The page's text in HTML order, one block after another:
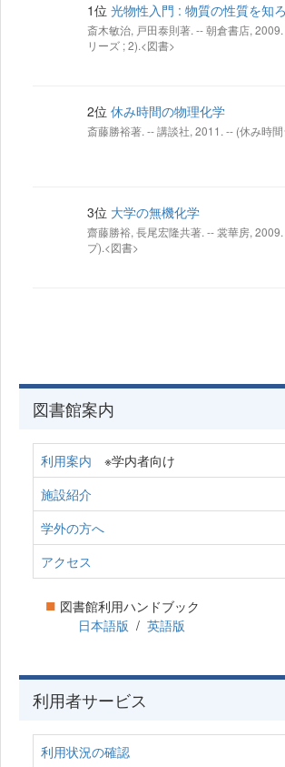
1位 光物性入門 : 物質の性質を知
斎木敏治, 戸田泰則著. -- 朝倉書店,
リーズ ; 2).<図書>
2位 休み時間の物理化学
斎藤勝裕著. -- 講談社, 2011. -- (休み時
3位 大学の無機化学
齋藤勝裕, 長尾宏隆共著. -- 裳華房,
プ).<図書>
図書館案内
利用案内 ※学内者向け
施設紹介
学外の方へ
アクセス
■ 図書館利用ハンドブック
日本語版 / 英語版
利用者サービス
利用状況の確認